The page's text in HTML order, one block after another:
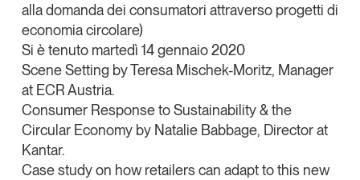
alla domanda dei consumatori attraverso progetti di
economia circolare)
Si è tenuto martedì 14 gennaio 2020
Scene Setting byTeresa Mischek-Moritz, Manager
at ECR Austria.
Consumer Response to Sustainability & the
Circular Economy by Natalie Babbage, Director at
Kantar.
Case study on how retailers can adapt to this new